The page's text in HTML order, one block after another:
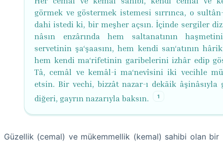
görmek ve göstermek istemesi sırrınca, o
dahi istedi ki, bir meşher açsın. İçinde sergiler
nâsın enzârında hem saltanatının
servetinin şa‘şaasını, hem kendi san‘atının
hem kendi ma‘rifetinin garibelerini izhâr edip
Tâ, cemâl ve kemâl-i ma‘nevîsini iki vecihle
etsin. Bir vechi, bizzât nazar-ı dekāik âşinâsıyla
diğeri, gayrın nazarıyla baksın.
1
Güzellik (cemal) ve mükemmellik (kemal) sahibi olan bir